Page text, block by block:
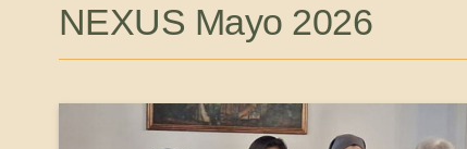
NEXUS Mayo 2026